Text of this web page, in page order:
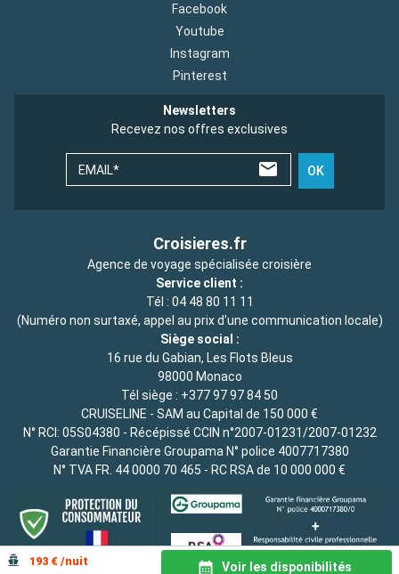
193 € /nuit Voir les disponibilités
Facebook
Youtube
Instagram
Pinterest
Newsletters
Recevez nos offres exclusives
EMAIL* OK
Croisieres.fr
Agence de voyage spécialisée croisière
Service client :
Tél : 04 48 80 11 11
(Numéro non surtaxé, appel au prix d'une communication locale)
Siège social :
16 rue du Gabian, Les Flots Bleus
98000 Monaco
Tél siège : +377 97 97 84 50
CRUISELINE - SAM au Capital de 150 000 €
N° RCI: 05S04380 - Récépissé CCIN n°2007-01231/2007-01232
Garantie Financière Groupama N° police 4007717380
N° TVA FR. 44 0000 70 465 - RC RSA de 10 000 000 €